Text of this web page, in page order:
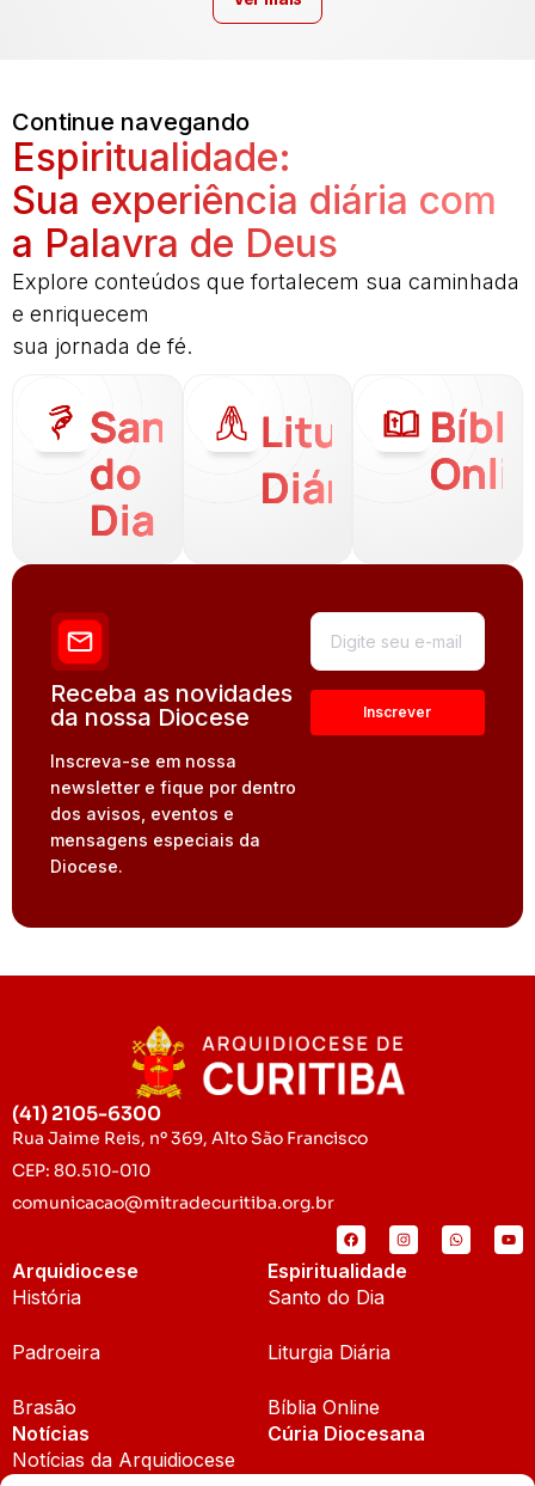
Continue navegando
Espiritualidade:
Sua experiência diária com
a Palavra de Deus
Explore conteúdos que fortalecem sua caminhada
e enriquecem
sua jornada de fé.
Santo
do
Dia
Liturgia
Diária
Receba as novidades
da nossa Diocese
Inscreva-se em nossa
newsletter e fique por dentro
dos avisos, eventos e
mensagens especiais da
Diocese.
(41) 2105-6300
Rua Jaime Reis, nº 369, Alto São Francisco
CEP: 80.510-010
comunicacao@mitradecuritiba.org.br
Arquidiocese
História
Padroeira
Brasão
Espiritualidade
Santo do Dia
Liturgia Diária
Bíblia Online
Notícias
Notícias da Arquidiocese
Cúria Diocesana